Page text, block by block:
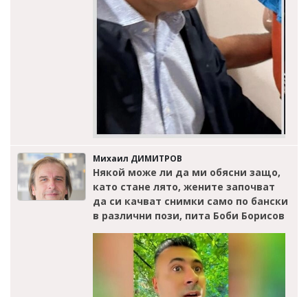
Михаил ДИМИТРОВ
Някой може ли да ми обясни защо,
като стане лято, жените започват
да си качват снимки само по бански
в различни пози, пита Боби Борисов